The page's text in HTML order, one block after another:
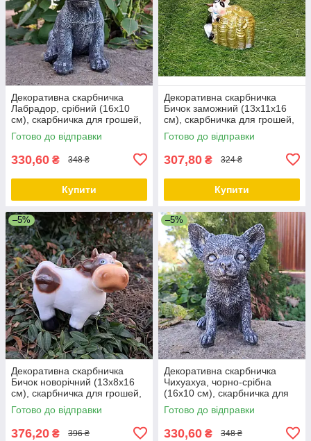
Декоративна скарбничка
Лабрадор, срібний (16х10
см), скарбничка для грошей,
скарбничка у вигляді собачки
Готово до відправки
330,60 ₴ 348 ₴
Купити
Декоративна скарбничка
Бичок заможний (13х11х16
см), скарбничка для грошей,
скарбничка у вигляді бичка
Готово до відправки
307,80 ₴ 324 ₴
Купити
–5%
Декоративна скарбничка
Бичок новорічний (13х8х16
см), скарбничка для грошей,
скарбничка у вигляді бичка
Готово до відправки
376,20 ₴ 396 ₴
–5%
Декоративна скарбничка
Чихуахуа, чорно-срібна
(16х10 см), скарбничка для
грошей, скарбничка у вигляді
собачки
Готово до відправки
330,60 ₴ 348 ₴